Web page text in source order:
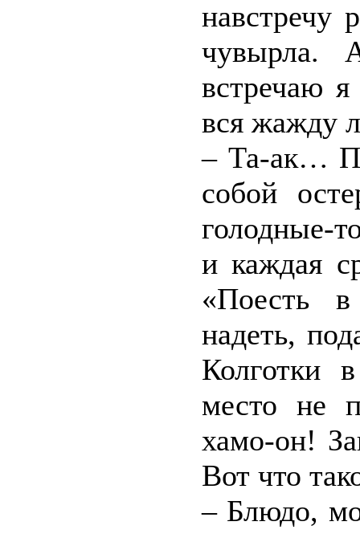
навстречу
чувырла.
встречаю
вся жажду
– Та-ак…
собой
голодные-
и каждая
«Поесть
надеть,
Колготки
место не
хамо-он!
Вот что
– Блюдо,